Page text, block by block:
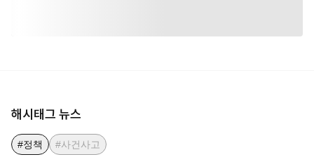
해시태그 뉴스
#정책 #사건사고